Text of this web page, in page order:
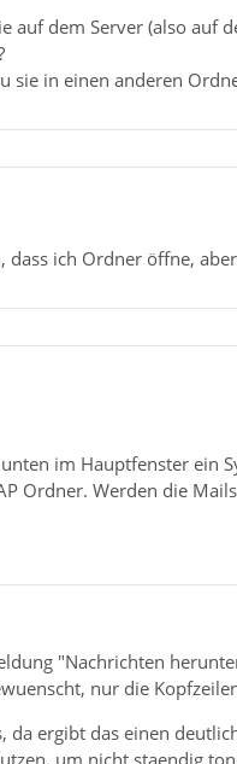
auf dem Server (also auf
sie in einen anderen
ich Ordner öffne,
im Hauptfenster ein
Ordner. Werden die
"Nachrichten
nur die
ergibt das einen
um nicht staendig